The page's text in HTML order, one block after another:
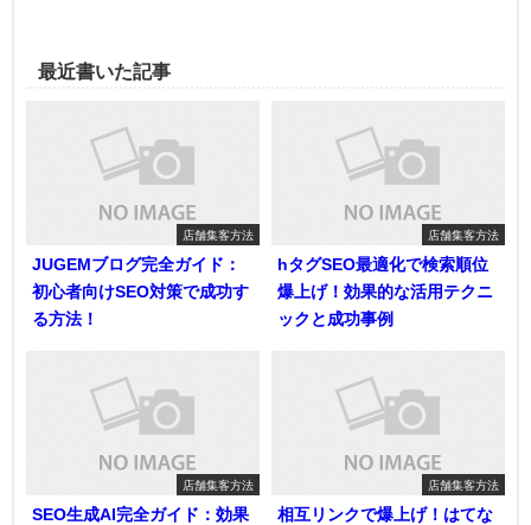
最近書いた記事
店舗集客方法
JUGEMブログ完全ガイド：
初心者向けSEO対策で成功す
る方法！
店舗集客方法
hタグSEO最適化で検索順位
爆上げ！効果的な活用テクニ
ックと成功事例
店舗集客方法
SEO生成AI完全ガイド：効果
店舗集客方法
相互リンクで爆上げ！はてな